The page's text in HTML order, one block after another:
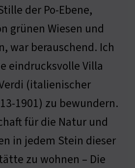
der Po-Ebene,
grünen Wiesen und
war berauschend. Ich
eindrucksvolle Villa
(italienischer
1901) zu bewundern.
für die Natur und
in jedem Stein dieser
zu wohnen – Die